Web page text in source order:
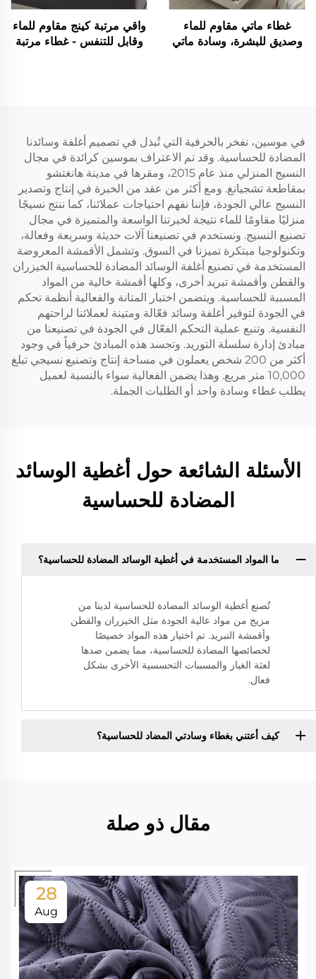
غطاء ماتي مقاوم للماء
وصديق للبشرة، وسادة ماتي
واقي مرتبة كينج مقاوم للماء
وقابل للتنفس - غطاء مرتبة
في موسين، نفخر بالحرفية التي تُبذل في تصميم أغلفة وسائدنا
المضادة للحساسية. وقد تم الاعتراف بموسين كرائدة في مجال
النسيج المنزلي منذ عام 2015، ومقرها في مدينة هانغتشو
بمقاطعة تشجيانغ. ومع أكثر من عقد من الخبرة في إنتاج وتصدير
النسيج عالي الجودة، فإننا نفهم احتياجات عملائنا، كما ننتج نسيجًا
منزليًا مقاومًا للماء نتيجة لخبرتنا الواسعة والمتميزة في مجال
تصنيع النسيج. ونستخدم في تصنيعنا آلات حديثة وسريعة وفعالة،
وتكنولوجيا مبتكرة تميزنا في السوق. وتشمل الأقمشة المعروضة
المستخدمة في تصنيع أغلفة الوسائد المضادة للحساسية الخيزران
والقطن وأقمشة تبريد أخرى، وكلها أقمشة خالية من المواد
المسببة للحساسية. ويتضمن اختبار المتانة والفعالية أنظمة تحكم
في الجودة لتوفير أغلفة وسائد فعّالة ومتينة لعملائنا لراحتهم
النفسية. وتنبع عملية التحكم الفعّال في الجودة في تصنيعنا من
مبادئ إدارة سلسلة التوريد. وتجسد هذه المبادئ حرفياً في وجود
أكثر من 200 شخص يعملون في مساحة إنتاج وتصنيع نسيجي تبلغ
10,000 متر مربع. وهذا يضمن الفعالية سواء بالنسبة لعميل
يطلب غطاء وسادة واحد أو الطلبات الجملة.
الأسئلة الشائعة حول أغطية الوسائد
المضادة للحساسية
ما المواد المستخدمة في أغطية الوسائد المضادة للحساسية؟
تُصنع أغطية الوسائد المضادة للحساسية لدينا من
مزيج من مواد عالية الجودة مثل الخيزران والقطن
وأقمشة التبريد. تم اختيار هذه المواد خصيصًا
لخصائصها المضادة للحساسية، مما يضمن صدها
لعثة الغبار والمسببات التحسسية الأخرى بشكل
فعال.
كيف أعتني بغطاء وسادتي المضاد للحساسية؟
مقال ذو صلة
28
Aug